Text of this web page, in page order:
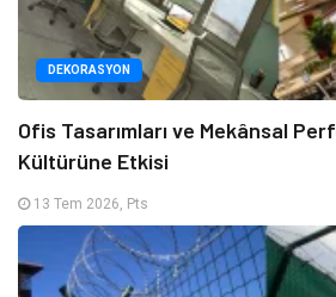
DEKORASYON
Ofis Tasarımları ve Mekânsal
Kültürüne Etkisi
13 Tem 2026, Pts